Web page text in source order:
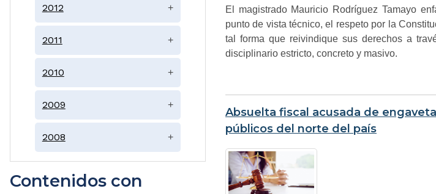
2012 +
2011 +
2010 +
2009 +
2008 +
Contenidos con
El magistrado Mauricio Rodríguez Tamayo
punto de vista técnico, el respeto por la
tal forma que reivindique sus derechos a
disciplinario estricto, concreto y masivo.
Absuelta fiscal acusada de
públicos del norte del país